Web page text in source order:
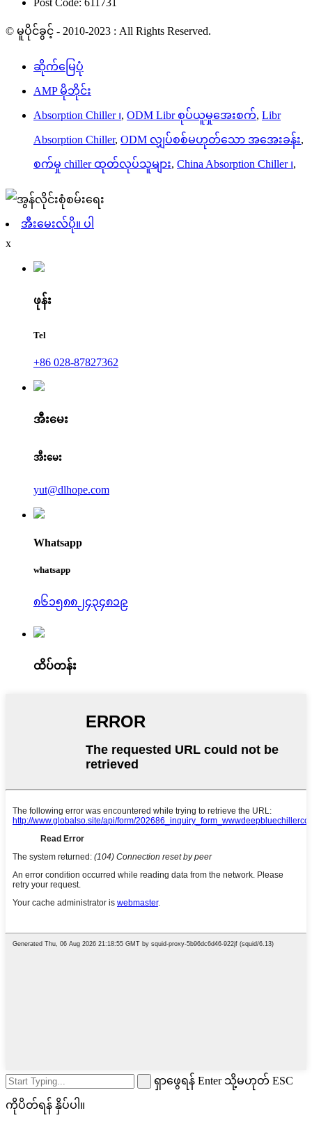
Post Code: 611731
© မူပိုင်ခွင့် - 2010-2023 : All Rights Reserved.
ဆိုက်မြေပုံ
AMP မိုဘိုင်း
Absorption Chiller ၊, ODM Libr စုပ်ယူမှုအေးစက်, Libr
Absorption Chiller, ODM လျှပ်စစ်မဟုတ်သော အအေးခန်း,
စက်မှု chiller ထုတ်လုပ်သူများ, China Absorption Chiller ၊,
အီးမေးလ်ပို။ ပါ
x
ဖုန်း
Tel
+86 028-87827362
အီးမေး
အီးမေး
yut@dlhope.com
Whatsapp
whatsapp
၈၆၁၅၈၈၂၄၃၄၈၁၉
ထိပ်တန်း
ရှာဖွေရန် Enter သို့မဟုတ် ESC
ကိုပိတ်ရန် နှိပ်ပါ။